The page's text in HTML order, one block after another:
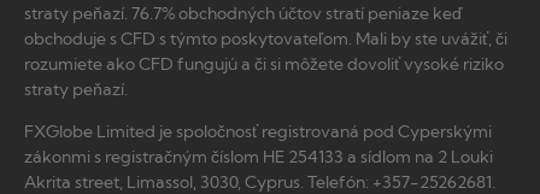
straty peňazí. 76.7% obchodných účtov stratí peniaze keď
obchoduje s CFD s týmto poskytovateľom. Mali by ste uvážiť, či
rozumiete ako CFD fungujú a či si môžete dovoliť vysoké riziko
straty peňazí.
FXGlobe Limited je spoločnosť registrovaná pod Cyperskými
zákonmi s registračným číslom HE 254133 a sídlom na 2 Louki
Akrita street, Limassol, 3030, Cyprus. Telefón: +357-25262681.